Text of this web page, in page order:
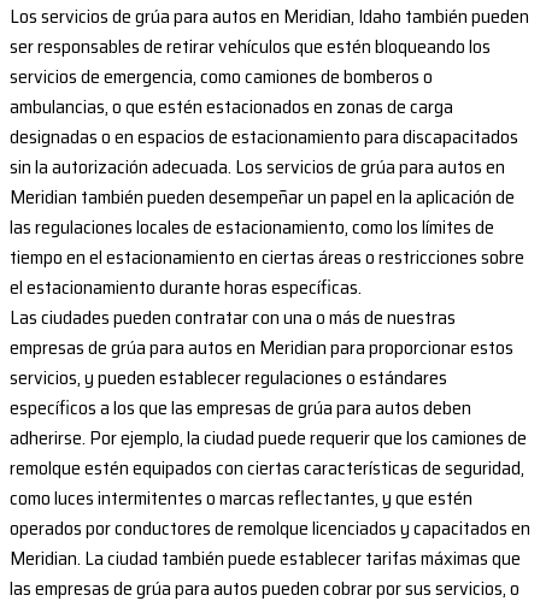
Los servicios de grúa para autos en Meridian, Idaho también pueden
ser responsables de retirar vehículos que estén bloqueando los
servicios de emergencia, como camiones de bomberos o
ambulancias, o que estén estacionados en zonas de carga
designadas o en espacios de estacionamiento para discapacitados
sin la autorización adecuada. Los servicios de grúa para autos en
Meridian también pueden desempeñar un papel en la aplicación de
las regulaciones locales de estacionamiento, como los límites de
tiempo en el estacionamiento en ciertas áreas o restricciones sobre
el estacionamiento durante horas específicas.
Las ciudades pueden contratar con una o más de nuestras
empresas de grúa para autos en Meridian para proporcionar estos
servicios, y pueden establecer regulaciones o estándares
específicos a los que las empresas de grúa para autos deben
adherirse. Por ejemplo, la ciudad puede requerir que los camiones de
remolque estén equipados con ciertas características de seguridad,
como luces intermitentes o marcas reflectantes, y que estén
operados por conductores de remolque licenciados y capacitados en
Meridian. La ciudad también puede establecer tarifas máximas que
las empresas de grúa para autos pueden cobrar por sus servicios, o